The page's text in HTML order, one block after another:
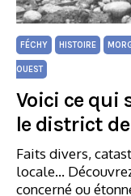
FÉCHY HISTOIRE
OUEST
Voici ce qui
le district
Faits divers,
locale...
concerné ou